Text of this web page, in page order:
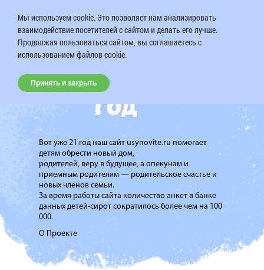
Вот уже 21 год наш сайт usynovite.ru помогает
детям обрести новый дом,
родителей, веру в будущее, а опекунам и
приемным родителям — родительское счастье и
новых членов семьи.
За время работы сайта количество анкет в банке
данных детей-сирот сократилось более чем на 100
000.
О Проекте
Мы используем cookie. Это позволяет нам анализировать
взаимодействие посетителей с сайтом и делать его лучше.
Продолжая пользоваться сайтом, вы соглашаетесь с
использованием файлов cookie.
Принять и закрыть